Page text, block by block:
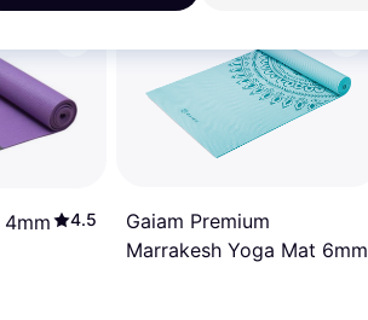
4.5
Gaiam Premium
Marrakesh Yoga Mat 6mm